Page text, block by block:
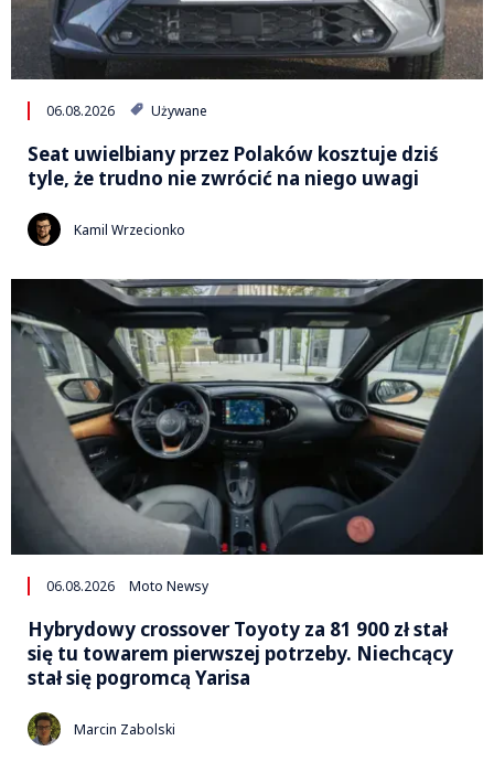
06.08.2026 Używane
Seat uwielbiany przez Polaków kosztuje dziś
tyle, że trudno nie zwrócić na niego uwagi
Kamil Wrzecionko
06.08.2026 Moto Newsy
Hybrydowy crossover Toyoty za 81 900 zł stał
się tu towarem pierwszej potrzeby. Niechcący
stał się pogromcą Yarisa
Marcin Zabolski